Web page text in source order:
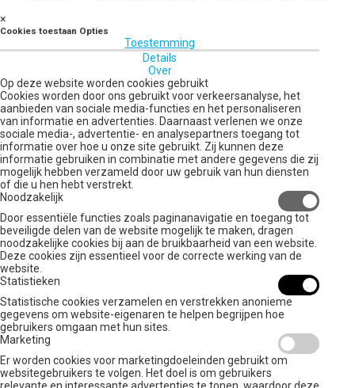
×
Cookies toestaan Opties
Toestemming
Details
Over
Op deze website worden cookies gebruikt
Cookies worden door ons gebruikt voor verkeersanalyse, het
aanbieden van sociale media-functies en het personaliseren
van informatie en advertenties. Daarnaast verlenen we onze
sociale media-, advertentie- en analysepartners toegang tot
informatie over hoe u onze site gebruikt. Zij kunnen deze
informatie gebruiken in combinatie met andere gegevens die zij
mogelijk hebben verzameld door uw gebruik van hun diensten
of die u hen hebt verstrekt.
Noodzakelijk
Door essentiële functies zoals paginanavigatie en toegang tot
beveiligde delen van de website mogelijk te maken, dragen
noodzakelijke cookies bij aan de bruikbaarheid van een website.
Deze cookies zijn essentieel voor de correcte werking van de
website.
Statistieken
Statistische cookies verzamelen en verstrekken anonieme
gegevens om website-eigenaren te helpen begrijpen hoe
gebruikers omgaan met hun sites.
Marketing
Er worden cookies voor marketingdoeleinden gebruikt om
websitegebruikers te volgen. Het doel is om gebruikers